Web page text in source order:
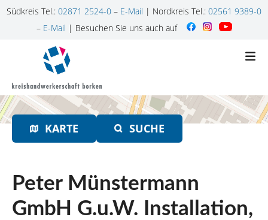
Südkreis Tel.: 02871 2524-0 – E-Mail | Nordkreis Tel.: 02561 9389-0
– E-Mail | Besuchen Sie uns auch auf
n
h
KARTE SUCHE
Peter Münstermann
GmbH G.u.W. Installation,